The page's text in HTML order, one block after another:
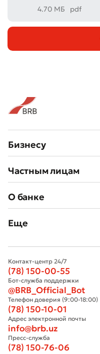
4.70 МБ pdf
Бизнесу
Частным лицам
О банке
Еще
Контакт-центр 24/7
(78) 150-00-55
Бот-служба поддержки
@BRB_Official_Bot
Телефон доверия (9:00-18:00)
(78) 150-10-01
Адрес электронной почты
info@brb.uz
Пресс-служба
(78) 150-76-06